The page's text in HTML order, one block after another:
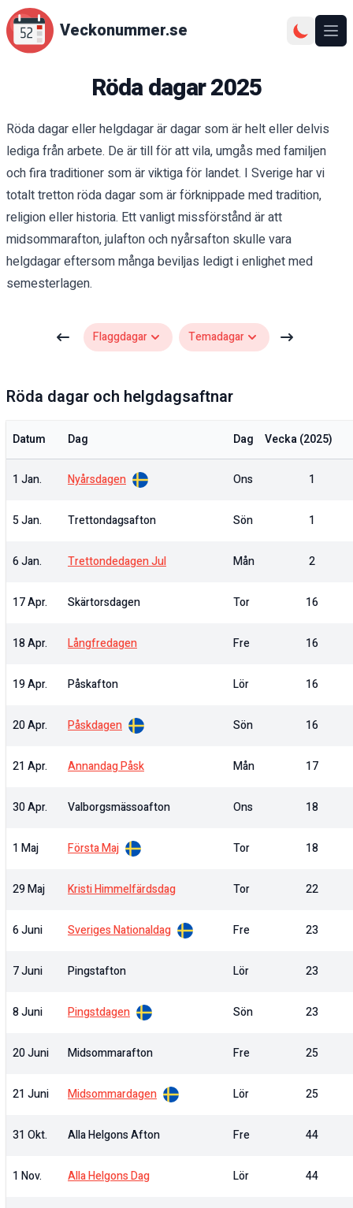
Veckonummer.se
Röda dagar2025
Röda dagar eller helgdagar är dagar som är helt eller delvis
lediga från arbete. De är till för att vila, umgås med familjen
och fira traditioner som är viktiga för landet. I Sverige har vi
totalt tretton röda dagar som är förknippade med tradition,
religion eller historia. Ett vanligt missförstånd är att
midsommarafton, julafton och nyårsafton skulle vara
helgdagar eftersom många beviljas ledigt i enlighet med
semesterlagen.
Gå till flaggdagar
Flaggdagar Gå till temadagar
Temadagar
Röda dagar och helgdagsaftnar
Datum Dag Dag Vecka (2025)
1 Jan. Nyårsdagen Ons 1
5 Jan. Trettondagsafton Sön 1
6 Jan. Trettondedagen Jul Mån 2
17 Apr. Skärtorsdagen Tor 16
18 Apr. Långfredagen Fre 16
19 Apr. Påskafton Lör 16
20 Apr. Påskdagen Sön 16
21 Apr. Annandag Påsk Mån 17
30 Apr. Valborgsmässoafton Ons 18
1 Maj Första Maj Tor 18
29 Maj Kristi Himmelfärdsdag Tor 22
6 Juni Sveriges Nationaldag Fre 23
7 Juni Pingstafton Lör 23
8 Juni Pingstdagen Sön 23
20 Juni Midsommarafton Fre 25
21 Juni Midsommardagen Lör 25
31 Okt. Alla Helgons Afton Fre 44
1 Nov. Alla Helgons Dag Lör 44